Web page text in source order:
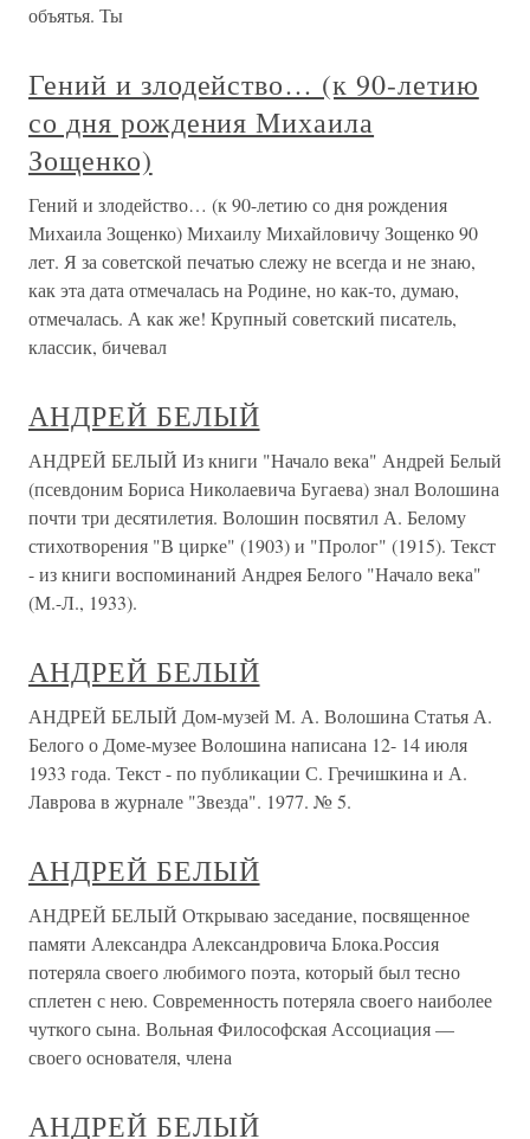
объятья. Ты
Гений и злодейство… (к 90-летию
со дня рождения Михаила
Зощенко)
Гений и злодейство… (к 90-летию со дня рождения
Михаила Зощенко) Михаилу Михайловичу Зощенко 90
лет. Я за советской печатью слежу не всегда и не знаю,
как эта дата отмечалась на Родине, но как-то, думаю,
отмечалась. А как же! Крупный советский писатель,
классик, бичевал
АНДРЕЙ БЕЛЫЙ
АНДРЕЙ БЕЛЫЙ Из книги "Начало века" Андрей Белый
(псевдоним Бориса Николаевича Бугаева) знал Волошина
почти три десятилетия. Волошин посвятил А. Белому
стихотворения "В цирке" (1903) и "Пролог" (1915). Текст
- из книги воспоминаний Андрея Белого "Начало века"
(М.-Л., 1933).
АНДРЕЙ БЕЛЫЙ
АНДРЕЙ БЕЛЫЙ Дом-музей М. А. Волошина Статья А.
Белого о Доме-музее Волошина написана 12- 14 июля
1933 года. Текст - по публикации С. Гречишкина и А.
Лаврова в журнале "Звезда". 1977. № 5.
АНДРЕЙ БЕЛЫЙ
АНДРЕЙ БЕЛЫЙ Открываю заседание, посвященное
памяти Александра Александровича Блока.Россия
потеряла своего любимого поэта, который был тесно
сплетен с нею. Современность потеряла своего наиболее
чуткого сына. Вольная Философская Ассоциация —
своего основателя, члена
АНДРЕЙ БЕЛЫЙ